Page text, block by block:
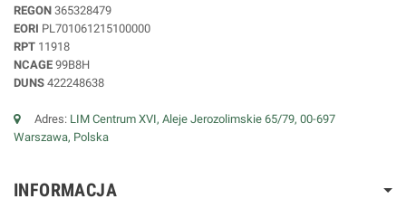
REGON 365328479
EORI PL701061215100000
RPT 11918
NCAGE 99B8H
DUNS 422248638
Adres: LIM Centrum XVI, Aleje Jerozolimskie 65/79, 00-697
Warszawa, Polska
INFORMACJA